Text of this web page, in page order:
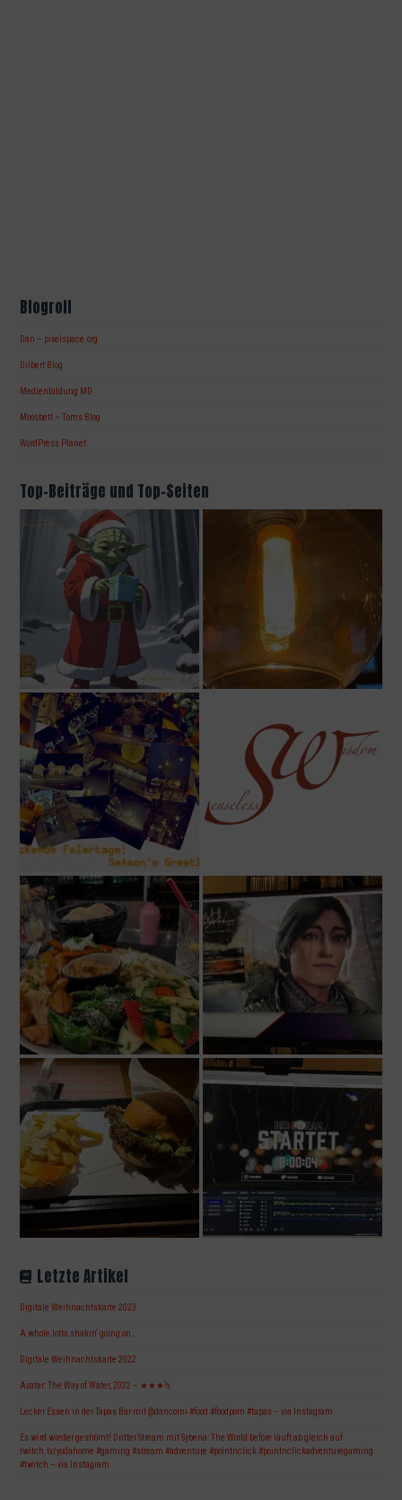
Blogroll
Dan – pixelspace.org
Dilbert Blog
Medienbildung MD
Moosbett – Toms Blog
WordPress Planet
Top-Beiträge und Top-Seiten
Letzte Artikel
Digitale Weihnachtskarte 2023
A whole lotta shakin‘ going on…
Digitale Weihnachtskarte 2022
Avatar: The Way of Water, 2022 – ★★★½
Lecker Essen in der Tapas Bar mit @dancorni #food #foodporn #tapas – via Instagram
Es wird wieder geströmt! Dritter Stream mit Syberia: The World before läuft ab gleich auf
twitch.tv/yodahome #gaming #stream #adventure #pointnclick #pointnclickadventuregaming
#twitch – via Instagram